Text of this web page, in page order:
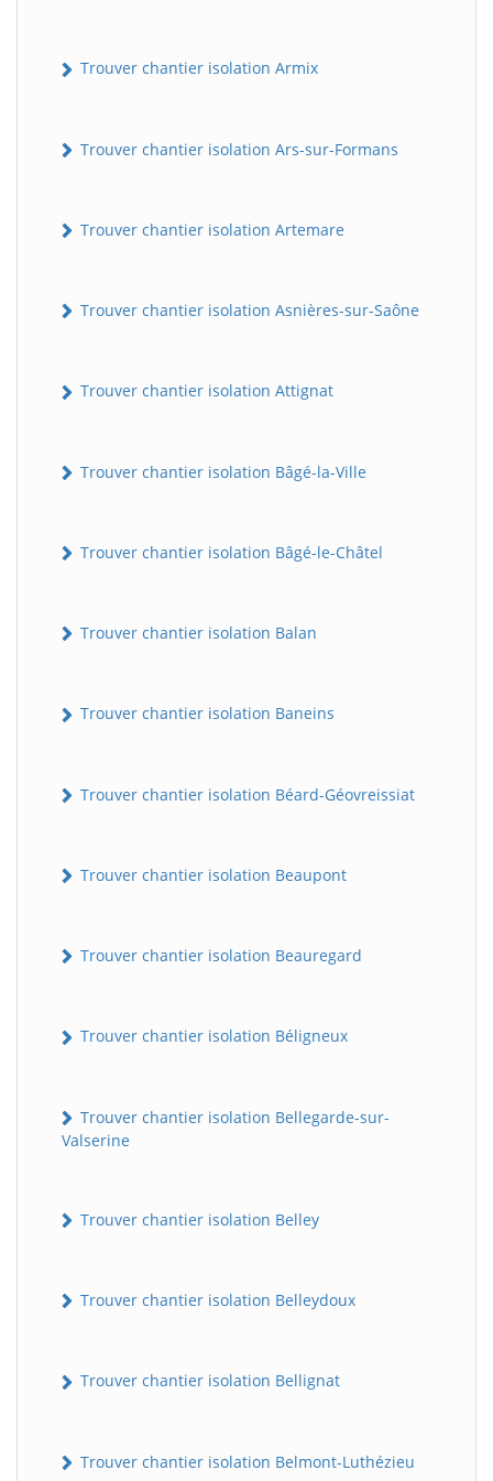
Trouver chantier isolation Armix
Trouver chantier isolation Ars-sur-Formans
Trouver chantier isolation Artemare
Trouver chantier isolation Asnières-sur-Saône
Trouver chantier isolation Attignat
Trouver chantier isolation Bâgé-la-Ville
Trouver chantier isolation Bâgé-le-Châtel
Trouver chantier isolation Balan
Trouver chantier isolation Baneins
Trouver chantier isolation Béard-Géovreissiat
Trouver chantier isolation Beaupont
Trouver chantier isolation Beauregard
Trouver chantier isolation Béligneux
Trouver chantier isolation Bellegarde-sur-
Valserine
Trouver chantier isolation Belley
Trouver chantier isolation Belleydoux
Trouver chantier isolation Bellignat
Trouver chantier isolation Belmont-Luthézieu